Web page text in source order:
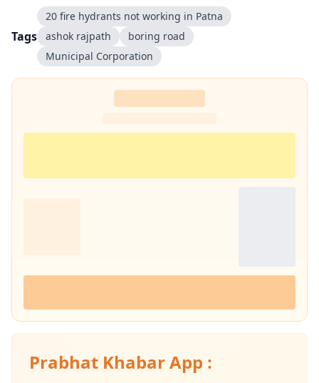
Tags
20 fire hydrants not working in Patna
ashok rajpath
boring road
Municipal Corporation
Prabhat Khabar App :